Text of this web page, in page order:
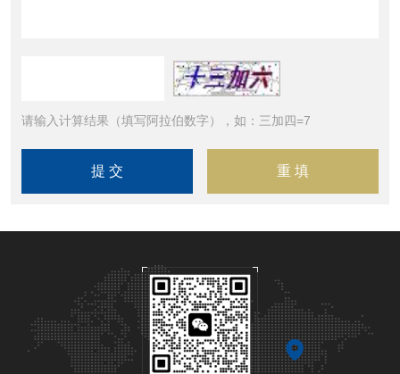
请输入计算结果（填写阿拉伯数字），如：三加四=7